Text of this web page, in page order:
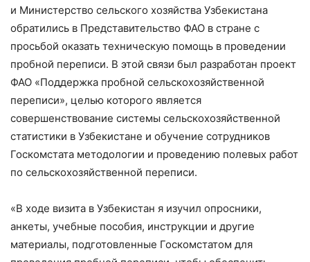
и Министерство сельского хозяйства Узбекистана
обратились в Представительство ФАО в стране с
просьбой оказать техническую помощь в проведении
пробной переписи. В этой связи был разработан проект
ФАО «Поддержка пробной сельскохозяйственной
переписи», целью которого является
совершенствование системы сельскохозяйственной
статистики в Узбекистане и обучение сотрудников
Госкомстата методологии и проведению полевых работ
по сельскохозяйственной переписи.
«В ходе визита в Узбекистан я изучил опросники,
анкеты, учебные пособия, инструкции и другие
материалы, подготовленные Госкомстатом для